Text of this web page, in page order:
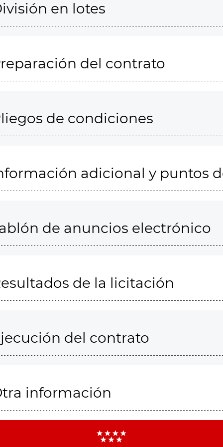
en lotes
del contrato
de condiciones
adicional y puntos
de anuncios electrónico
de la licitación
del contrato
información